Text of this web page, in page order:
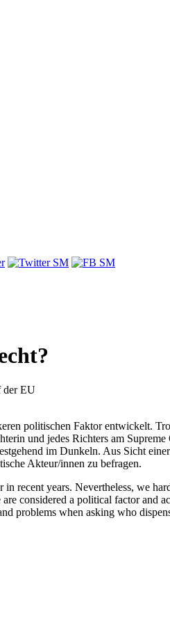
der EU
politischen Faktor entwickelt.
und jedes Richters am
im Dunkeln. Aus Sicht
Akteur/innen zu befragen.
recent years. Nevertheless, we
considered a political factor and
problems when asking who